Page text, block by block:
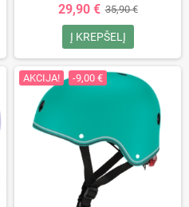
29,90 € 35,90 €
Į KREPŠELĮ
AKCIJA! -9,00 €